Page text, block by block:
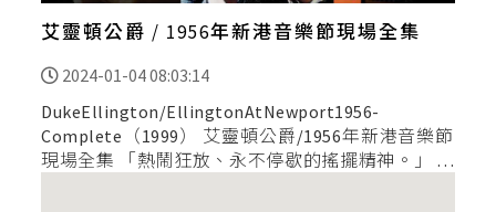
艾靈頓公爵 / 1956年新港音樂節現場全集
2024-01-04 08:03:14
DukeEllington/EllingtonAtNewport1956-
Complete（1999） 艾靈頓公爵/1956年新港音樂節
現場全集 「熱鬧狂放、永不停歇的搖擺精神。」 這